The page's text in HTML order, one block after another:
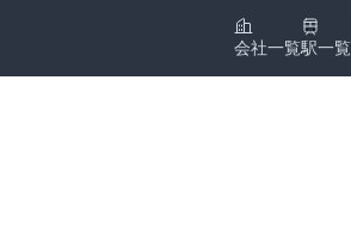
会社一覧駅一覧